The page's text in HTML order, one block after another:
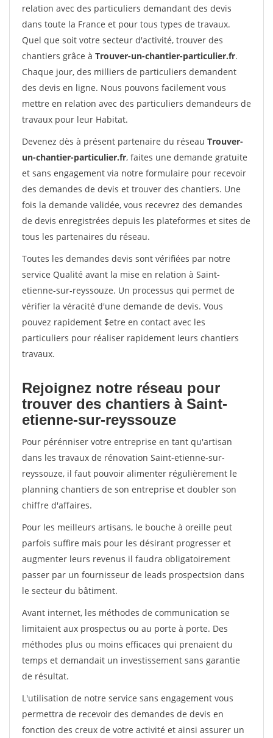
relation avec des particuliers demandant des devis
dans toute la France et pour tous types de travaux.
Quel que soit votre secteur d'activité, trouver des
chantiers grâce à Trouver-un-chantier-particulier.fr.
Chaque jour, des milliers de particuliers demandent
des devis en ligne. Nous pouvons facilement vous
mettre en relation avec des particuliers demandeurs de
travaux pour leur Habitat.
Devenez dès à présent partenaire du réseau Trouver-
un-chantier-particulier.fr, faites une demande gratuite
et sans engagement via notre formulaire pour recevoir
des demandes de devis et trouver des chantiers. Une
fois la demande validée, vous recevrez des demandes
de devis enregistrées depuis les plateformes et sites de
tous les partenaires du réseau.
Toutes les demandes devis sont vérifiées par notre
service Qualité avant la mise en relation à Saint-
etienne-sur-reyssouze. Un processus qui permet de
vérifier la véracité d'une demande de devis. Vous
pouvez rapidement $etre en contact avec les
particuliers pour réaliser rapidement leurs chantiers
travaux.
Rejoignez notre réseau pour
trouver des chantiers à Saint-
etienne-sur-reyssouze
Pour pérénniser votre entreprise en tant qu'artisan
dans les travaux de rénovation Saint-etienne-sur-
reyssouze, il faut pouvoir alimenter régulièrement le
planning chantiers de son entreprise et doubler son
chiffre d'affaires.
Pour les meilleurs artisans, le bouche à oreille peut
parfois suffire mais pour les désirant progresser et
augmenter leurs revenus il faudra obligatoirement
passer par un fournisseur de leads prospectsion dans
le secteur du bâtiment.
Avant internet, les méthodes de communication se
limitaient aux prospectus ou au porte à porte. Des
méthodes plus ou moins efficaces qui prenaient du
temps et demandait un investissement sans garantie
de résultat.
L'utilisation de notre service sans engagement vous
permettra de recevoir des demandes de devis en
fonction des creux de votre activité et ainsi assurer un